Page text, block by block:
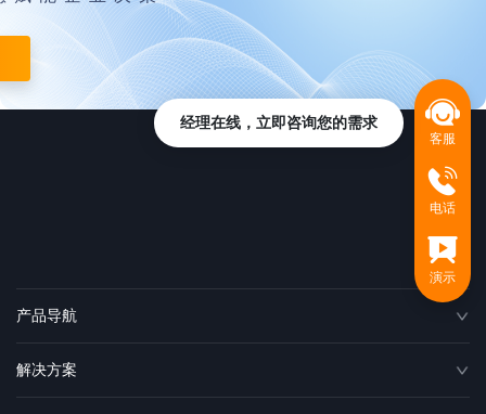
产品导航
解决方案
客服
电话
演示
经理在线，立即咨询您的需求